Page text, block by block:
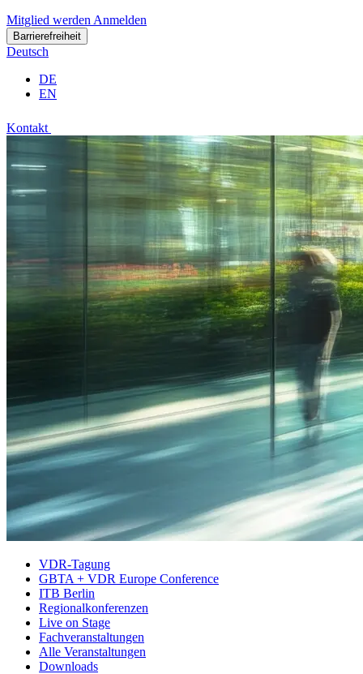
Mitglied werden Anmelden
Barrierefreiheit
Deutsch
DE
EN
Kontakt
VDR-Tagung
GBTA + VDR Europe Conference
ITB Berlin
Regionalkonferenzen
Live on Stage
Fachveranstaltungen
Alle Veranstaltungen
Downloads